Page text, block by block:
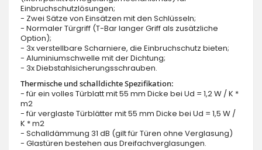
Einbruchschutzlösungen;
- Zwei Sätze von Einsätzen mit den Schlüsseln;
- Normaler Türgriff (T-Bar langer Griff als zusätzliche
Option);
- 3x verstellbare Scharniere, die Einbruchschutz bieten;
- Aluminiumschwelle mit der Dichtung;
- 3x Diebstahlsicherungsschrauben.
Thermische und schalldichte Spezifikation:
- für ein volles Türblatt mit 55 mm Dicke bei Ud = 1,2 W / K *
m2
- für verglaste Türblätter mit 55 mm Dicke bei Ud = 1,5 W /
K * m2
- Schalldämmung 31 dB (gilt für Türen ohne Verglasung)
- Glastüren bestehen aus Dreifachverglasungen.